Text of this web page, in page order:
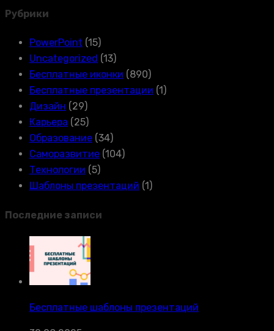
Рубрики
PowerPoint (15)
Uncategorized (13)
Бесплатные иконки (890)
Бесплатные презентации (1)
Дизайн (29)
Карьера (25)
Образование (34)
Саморазвитие (104)
Технологии (5)
Шаблоны презентаций (1)
Последние записи
Бесплатные шаблоны презентаций